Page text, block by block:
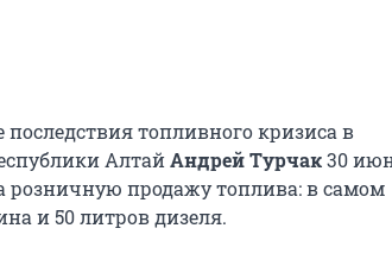
топливного кризиса в
АлтайАндрей Турчак30
розничную продажу топлива: в самом
и 50 литров дизеля.